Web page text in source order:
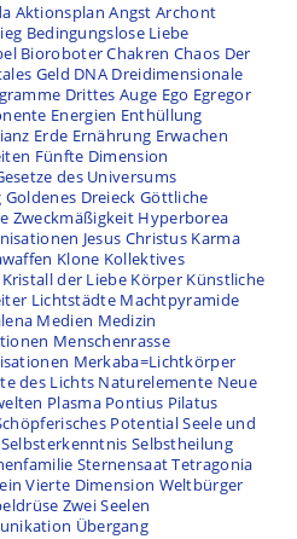
Aktionsplan Angst Archont
Bedingungslose Liebe
BioroboterChakren Chaos Der
Geld DNA Dreidimensionale
Drittes Auge Ego Egregor
Energien Enthüllung
Erde Ernährung Erwachen
Fünfte Dimension
des Universums
Goldenes Dreieck Göttliche
Zweckmäßigkeit Hyperborea
Jesus Christus Karma
Klone Kollektives
Kristall der Liebe Körper Künstliche
Lichtstädte Machtpyramide
Medien Medizin
Menschenrasse
Merkaba=Lichtkörper
des Lichts Naturelemente Neue
Plasma Pontius Pilatus
PotentialSeele und
Selbsterkenntnis Selbstheilung
SternensaatTetragonia
Vierte Dimension Weltbürger
Zwei Seelen
Übergang